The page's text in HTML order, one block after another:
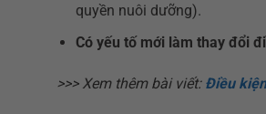
quyền nuôi dưỡng).
Có yếu tố mới làm thay đổi
>>> Xem thêm bài viết: Điều